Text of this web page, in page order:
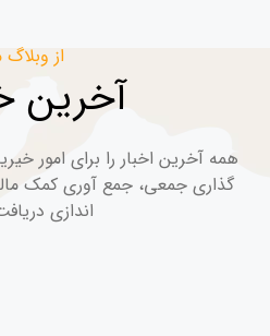
از وبلاگ
آخرین
همه آخرین اخبار را برای امور
گذاری جمعی، جمع آوری کمک
اندازی